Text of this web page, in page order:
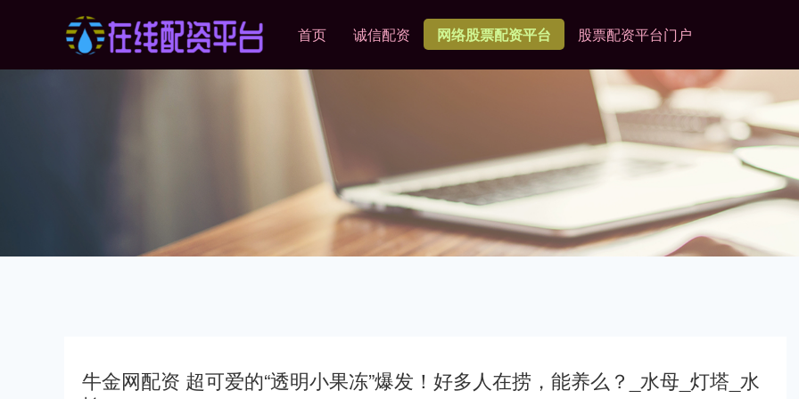
首页 诚信配资 网络股票配资平台 股票配资平台门户
牛金网配资 超可爱的“透明小果冻”爆发！好多人在捞，能养么？_水母_灯塔_水